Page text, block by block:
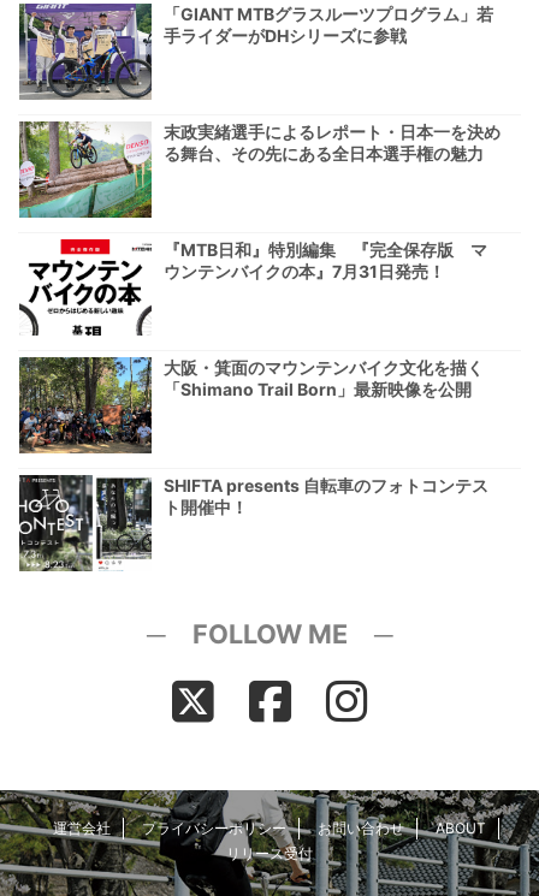
「GIANT MTBグラスルーツプログラム」若
手ライダーがDHシリーズに参戦
末政実緒選手によるレポート・日本一を決め
る舞台、その先にある全日本選手権の魅力
『MTB日和』特別編集 『完全保存版 マ
ウンテンバイクの本』7月31日発売！
大阪・箕面のマウンテンバイク文化を描く
「Shimano Trail Born」最新映像を公開
SHIFTA presents 自転車のフォトコンテス
ト開催中！
─ FOLLOW ME ─
運営会社 プライバシーポリシー お問い合わせ
ABOUT
リリース受付